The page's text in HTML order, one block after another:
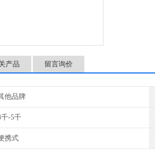
产品 留言询价
他品牌
千-5千
携式